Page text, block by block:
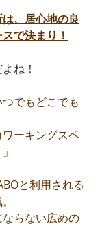
、居心地の良
で決まり！
ね！
でもどこでも
ワーキングスペ
と利用される
らない広めの